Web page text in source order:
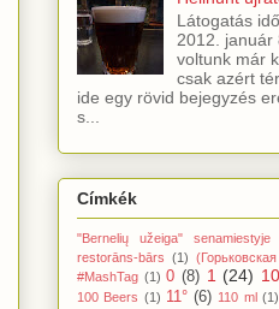
Látogatás
2012. január
voltunk már
csak azért
ide egy rövid bejegyzés
s...
Címkék
"Bernelių užeiga" senamiestyje
restorāns-bārs (1)
#MashTag (1) 0 (8) 1 (24) 10
100 Beers (1) 11° (6) 110 ml (1)